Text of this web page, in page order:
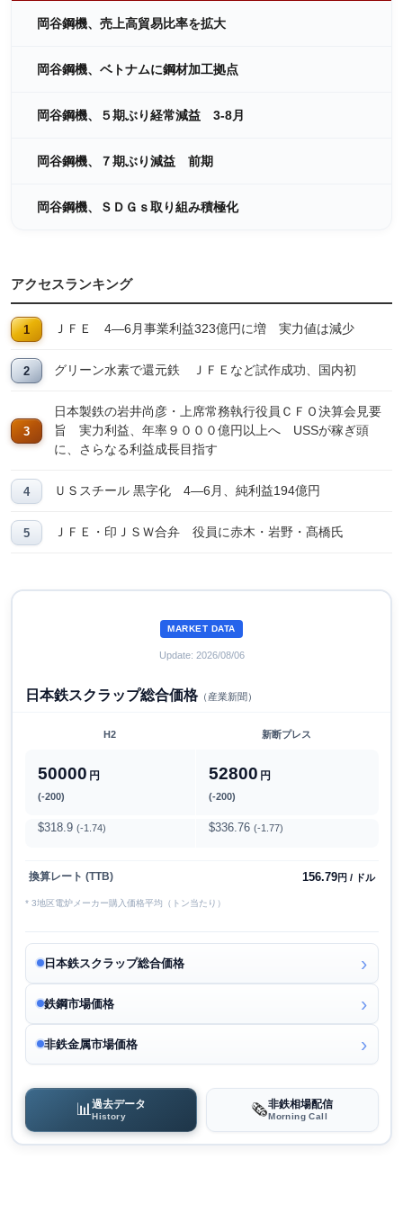
岡谷鋼機、売上高貿易比率を拡大
岡谷鋼機、ベトナムに鋼材加工拠点
岡谷鋼機、５期ぶり経常減益 3-8月
岡谷鋼機、７期ぶり減益 前期
岡谷鋼機、ＳＤＧｓ取り組み積極化
アクセスランキング
ＪＦＥ 4―6月事業利益323億円に増 実力値は減少
グリーン水素で還元鉄 ＪＦＥなど試作成功、国内初
日本製鉄の岩井尚彦・上席常務執行役員ＣＦＯ決算会見要
旨 実力利益、年率９０００億円以上へ USSが稼ぎ頭
に、さらなる利益成長目指す
ＵＳスチール 黒字化 4―6月、純利益194億円
ＪＦＥ・印ＪＳＷ合弁 役員に赤木・岩野・髙橋氏
MARKET DATA
Update: 2026/08/06
日本鉄スクラップ総合価格（産業新聞）
H2 新断プレス
50000 円
(-200)
52800 円
(-200)
$318.9 (-1.74) $336.76 (-1.77)
換算レート (TTB) 156.79円 / ドル
* 3地区電炉メーカー購入価格平均（トン当たり）
日本鉄スクラップ総合価格
鉄鋼市場価格
非鉄金属市場価格
📊過去データ
History 🗞️非鉄相場配信
Morning Call